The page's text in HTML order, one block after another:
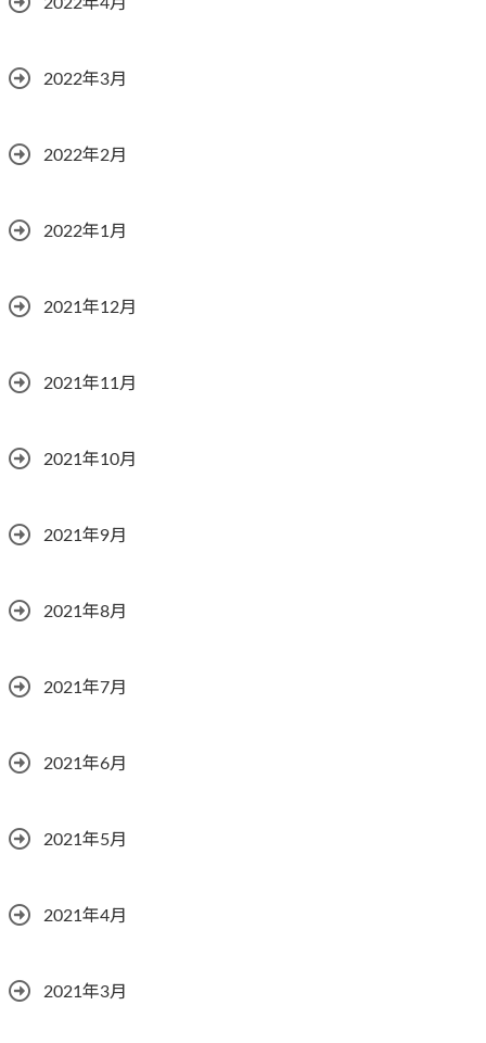
2022年4月
2022年3月
2022年2月
2022年1月
2021年12月
2021年11月
2021年10月
2021年9月
2021年8月
2021年7月
2021年6月
2021年5月
2021年4月
2021年3月